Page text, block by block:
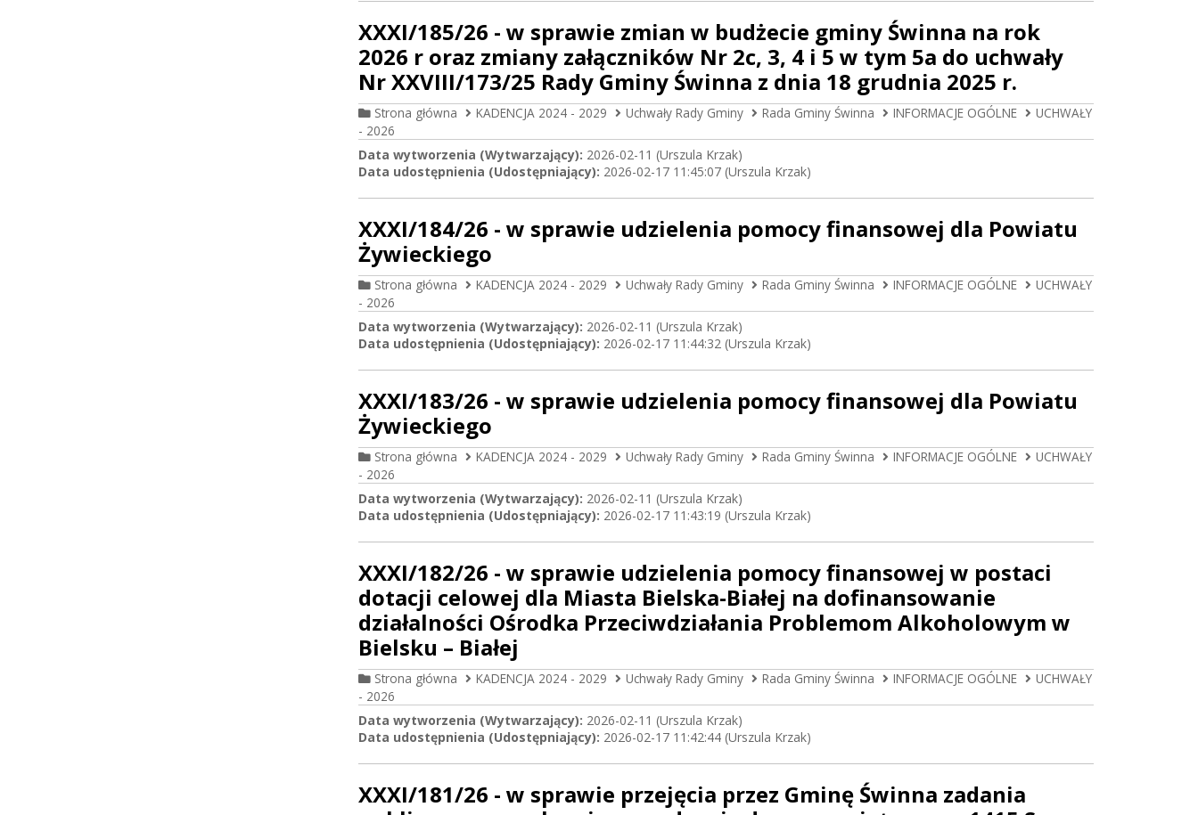
XXXI/185/26 - w sprawie zmian w budżecie gminy Świnna na rok
2026 r oraz zmiany załączników Nr 2c, 3, 4 i 5 w tym 5a do uchwały
Nr XXVIII/173/25 Rady Gminy Świnna z dnia 18 grudnia 2025 r.
Strona główna KADENCJA 2024 - 2029 Uchwały Rady Gminy Rada Gminy Świnna INFORMACJE OGÓLNE
UCHWAŁY
- 2026
Data wytworzenia (Wytwarzający): 2026-02-11 (Urszula Krzak)
Data udostępnienia (Udostępniający): 2026-02-17 11:45:07 (Urszula Krzak)
XXXI/184/26 - w sprawie udzielenia pomocy finansowej dla Powiatu
Żywieckiego
Strona główna KADENCJA 2024 - 2029 Uchwały Rady Gminy Rada Gminy Świnna INFORMACJE OGÓLNE
UCHWAŁY
- 2026
Data wytworzenia (Wytwarzający): 2026-02-11 (Urszula Krzak)
Data udostępnienia (Udostępniający): 2026-02-17 11:44:32 (Urszula Krzak)
XXXI/183/26 - w sprawie udzielenia pomocy finansowej dla Powiatu
Żywieckiego
Strona główna KADENCJA 2024 - 2029 Uchwały Rady Gminy Rada Gminy Świnna INFORMACJE OGÓLNE
UCHWAŁY
- 2026
Data wytworzenia (Wytwarzający): 2026-02-11 (Urszula Krzak)
Data udostępnienia (Udostępniający): 2026-02-17 11:43:19 (Urszula Krzak)
XXXI/182/26 - w sprawie udzielenia pomocy finansowej w postaci
dotacji celowej dla Miasta Bielska-Białej na dofinansowanie
działalności Ośrodka Przeciwdziałania Problemom Alkoholowym w
Bielsku – Białej
Strona główna KADENCJA 2024 - 2029 Uchwały Rady Gminy Rada Gminy Świnna INFORMACJE OGÓLNE
UCHWAŁY
- 2026
Data wytworzenia (Wytwarzający): 2026-02-11 (Urszula Krzak)
Data udostępnienia (Udostępniający): 2026-02-17 11:42:44 (Urszula Krzak)
XXXI/181/26 - w sprawie przejęcia przez Gminę Świnna zadania